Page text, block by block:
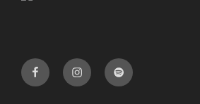
FacebookInstagramSpotify